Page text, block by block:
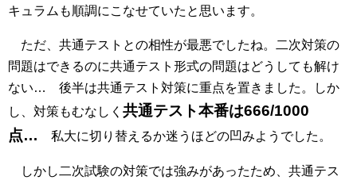
キュラムも順調にこなせていたと思います。
ただ、共通テストとの相性が最悪でしたね。二次対策の
問題はできるのに共通テスト形式の問題はどうしても解け
ない… 後半は共通テスト対策に重点を置きました。しか
し、対策もむなしく 共通テスト本番は666/1000
点…
私大に切り替えるか迷うほどの凹みようでした。
しかし二次試験の対策では強みがあったため、共通テス